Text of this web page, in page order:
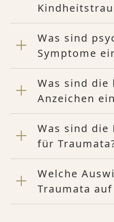
Was sind
Symptome
Was sind die
Anzeichen
Was sind die
für
Welche
Traumata